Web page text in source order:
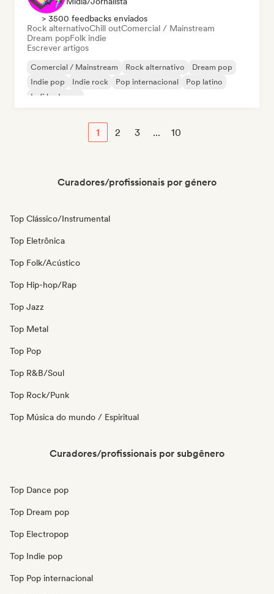
> 3500 feedbacks enviados
Rock alternativoChill outComercial / Mainstream
Dream popFolk indie
Escrever artigos
Comercial / Mainstream Rock alternativo
Dream pop
Indie pop
Indie rock Pop internacional
Pop latino
Lofi bedroom
1 2 3 ... 10
Curadores/profissionais por género
Top Clássico/Instrumental
Top Eletrônica
Top Folk/Acústico
Top Hip-hop/Rap
Top Jazz
Top Metal
Top Pop
Top R&B/Soul
Top Rock/Punk
Top Música do mundo / Espiritual
Curadores/profissionais por subgênero
Top Dance pop
Top Dream pop
Top Electropop
Top Indie pop
Top Pop internacional